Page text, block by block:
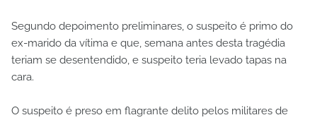
Segundo depoimento preliminares, o suspeito é primo do
ex-marido da vítima e que, semana antes desta tragédia
teriam se desentendido, e suspeito teria levado tapas na
cara.
O suspeito é preso em flagrante delito pelos militares de